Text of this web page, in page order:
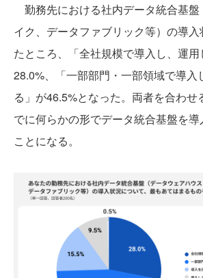
勤務先における社内データ統合基盤
イク、データファブリック等）の導
たところ、「全社規模で導入し、運
28.0%、「一部部門・一部領域で導入
る」が46.5%となった。両者を合わせ
でに何らかの形でデータ統合基盤を
ことになる。